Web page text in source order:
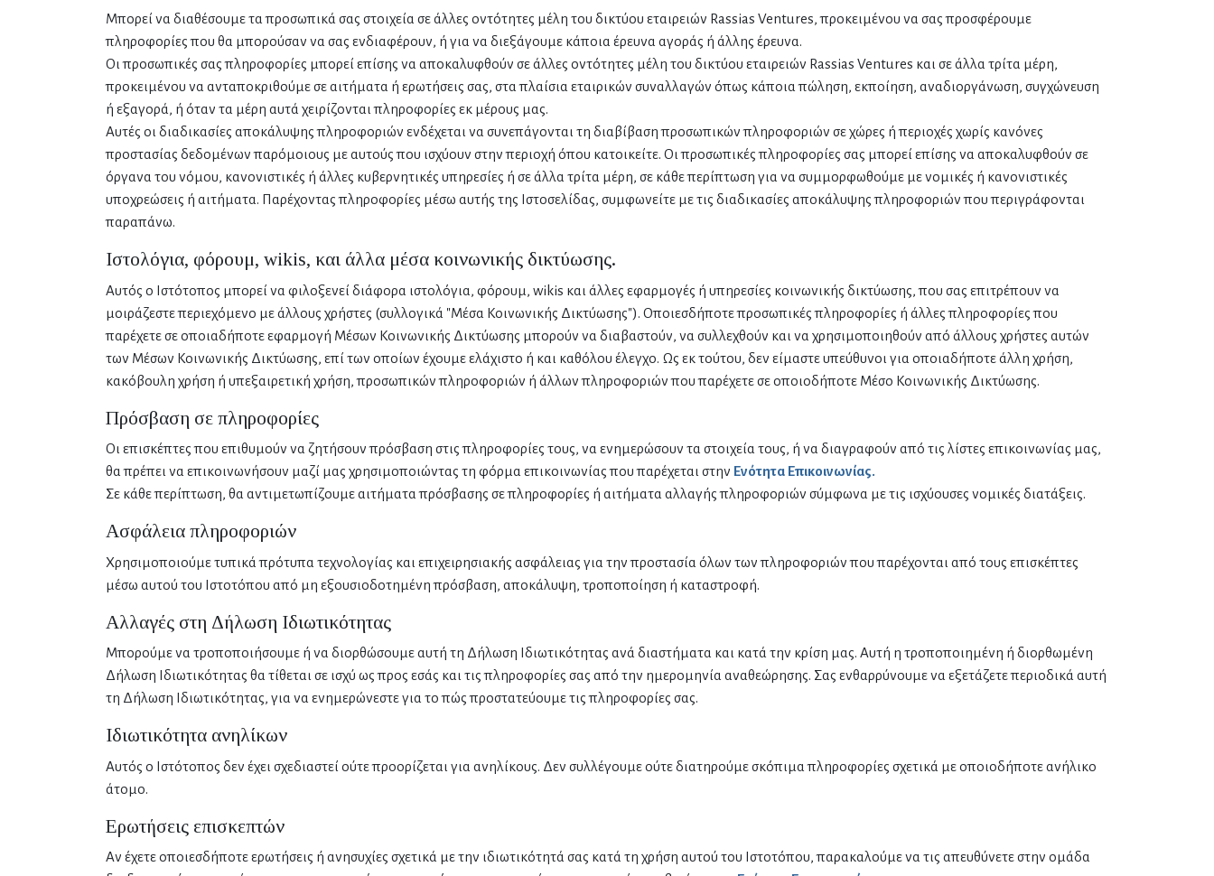
Μπορεί να διαθέσουμε τα προσωπικά σας στοιχεία σε άλλες οντότητες μέλη του δικτύου εταιρειών Rassias Ventures, προκειμένου να σας προσφέρουμε
πληροφορίες που θα μπορούσαν να σας ενδιαφέρουν, ή για να διεξάγουμε κάποια έρευνα αγοράς ή άλλης έρευνα.
Οι προσωπικές σας πληροφορίες μπορεί επίσης να αποκαλυφθούν σε άλλες οντότητες μέλη του δικτύου εταιρειών Rassias Ventures και σε άλλα τρίτα μέρη,
προκειμένου να ανταποκριθούμε σε αιτήματα ή ερωτήσεις σας, στα πλαίσια εταιρικών συναλλαγών όπως κάποια πώληση, εκποίηση, αναδιοργάνωση, συγχώνευση
ή εξαγορά, ή όταν τα μέρη αυτά χειρίζονται πληροφορίες εκ μέρους μας.
Αυτές οι διαδικασίες αποκάλυψης πληροφοριών ενδέχεται να συνεπάγονται τη διαβίβαση προσωπικών πληροφοριών σε χώρες ή περιοχές χωρίς κανόνες
προστασίας δεδομένων παρόμοιους με αυτούς που ισχύουν στην περιοχή όπου κατοικείτε. Οι προσωπικές πληροφορίες σας μπορεί επίσης να αποκαλυφθούν σε
όργανα του νόμου, κανονιστικές ή άλλες κυβερνητικές υπηρεσίες ή σε άλλα τρίτα μέρη, σε κάθε περίπτωση για να συμμορφωθούμε με νομικές ή κανονιστικές
υποχρεώσεις ή αιτήματα. Παρέχοντας πληροφορίες μέσω αυτής της Ιστοσελίδας, συμφωνείτε με τις διαδικασίες αποκάλυψης πληροφοριών που περιγράφονται
παραπάνω.
Ιστολόγια, φόρουμ, wikis, και άλλα μέσα κοινωνικής δικτύωσης.
Αυτός ο Ιστότοπος μπορεί να φιλοξενεί διάφορα ιστολόγια, φόρουμ, wikis και άλλες εφαρμογές ή υπηρεσίες κοινωνικής δικτύωσης, που σας επιτρέπουν να
μοιράζεστε περιεχόμενο με άλλους χρήστες (συλλογικά "Μέσα Κοινωνικής Δικτύωσης"). Οποιεσδήποτε προσωπικές πληροφορίες ή άλλες πληροφορίες που
παρέχετε σε οποιαδήποτε εφαρμογή Μέσων Κοινωνικής Δικτύωσης μπορούν να διαβαστούν, να συλλεχθούν και να χρησιμοποιηθούν από άλλους χρήστες αυτών
των Μέσων Κοινωνικής Δικτύωσης, επί των οποίων έχουμε ελάχιστο ή και καθόλου έλεγχο. Ως εκ τούτου, δεν είμαστε υπεύθυνοι για οποιαδήποτε άλλη χρήση,
κακόβουλη χρήση ή υπεξαιρετική χρήση, προσωπικών πληροφοριών ή άλλων πληροφοριών που παρέχετε σε οποιοδήποτε Μέσο Κοινωνικής Δικτύωσης.
Πρόσβαση σε πληροφορίες
Οι επισκέπτες που επιθυμούν να ζητήσουν πρόσβαση στις πληροφορίες τους, να ενημερώσουν τα στοιχεία τους, ή να διαγραφούν από τις λίστες επικοινωνίας μας,
θα πρέπει να επικοινωνήσουν μαζί μας χρησιμοποιώντας τη φόρμα επικοινωνίας που παρέχεται στην Ενότητα Επικοινωνίας.
Σε κάθε περίπτωση, θα αντιμετωπίζουμε αιτήματα πρόσβασης σε πληροφορίες ή αιτήματα αλλαγής πληροφοριών σύμφωνα με τις ισχύουσες νομικές διατάξεις.
Ασφάλεια πληροφοριών
Χρησιμοποιούμε τυπικά πρότυπα τεχνολογίας και επιχειρησιακής ασφάλειας για την προστασία όλων των πληροφοριών που παρέχονται από τους επισκέπτες
μέσω αυτού του Ιστοτόπου από μη εξουσιοδοτημένη πρόσβαση, αποκάλυψη, τροποποίηση ή καταστροφή.
Αλλαγές στη Δήλωση Ιδιωτικότητας
Μπορούμε να τροποποιήσουμε ή να διορθώσουμε αυτή τη Δήλωση Ιδιωτικότητας ανά διαστήματα και κατά την κρίση μας. Αυτή η τροποποιημένη ή διορθωμένη
Δήλωση Ιδιωτικότητας θα τίθεται σε ισχύ ως προς εσάς και τις πληροφορίες σας από την ημερομηνία αναθεώρησης. Σας ενθαρρύνουμε να εξετάζετε περιοδικά αυτή
τη Δήλωση Ιδιωτικότητας, για να ενημερώνεστε για το πώς προστατεύουμε τις πληροφορίες σας.
Ιδιωτικότητα ανηλίκων
Αυτός ο Ιστότοπος δεν έχει σχεδιαστεί ούτε προορίζεται για ανηλίκους. Δεν συλλέγουμε ούτε διατηρούμε σκόπιμα πληροφορίες σχετικά με οποιοδήποτε ανήλικο
άτομο.
Ερωτήσεις επισκεπτών
Αν έχετε οποιεσδήποτε ερωτήσεις ή ανησυχίες σχετικά με την ιδιωτικότητά σας κατά τη χρήση αυτού του Ιστοτόπου, παρακαλούμε να τις απευθύνετε στην ομάδα